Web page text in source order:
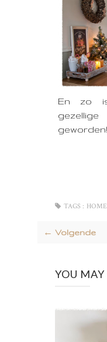
En zo
TAGS :
← Volgende
YOU